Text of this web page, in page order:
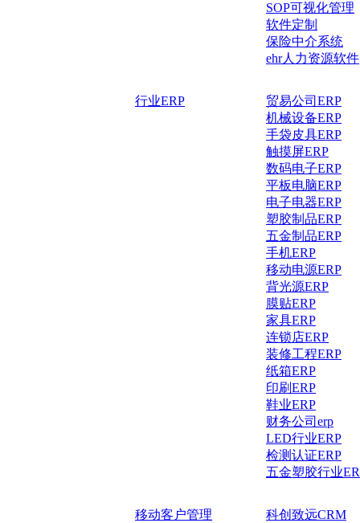
SOP可视化管理
软件定制
保险中介系统
ehr人力资源软件
行业ERP
贸易公司ERP
机械设备ERP
手袋皮具ERP
触摸屏ERP
数码电子ERP
平板电脑ERP
电子电器ERP
塑胶制品ERP
五金制品ERP
手机ERP
移动电源ERP
背光源ERP
膜贴ERP
家具ERP
连锁店ERP
装修工程ERP
纸箱ERP
印刷ERP
鞋业ERP
财务公司erp
LED行业ERP
检测认证ERP
五金塑胶行业
移动客户管理
科创致远CRM